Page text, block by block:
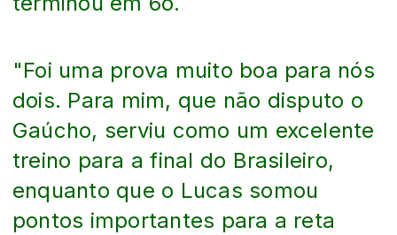
"Foi uma prova muito boa para nós
dois. Para mim, que não disputo o
Gaúcho, serviu como um excelente
treino para a final do Brasileiro,
enquanto que o Lucas somou
pontos importantes para a reta